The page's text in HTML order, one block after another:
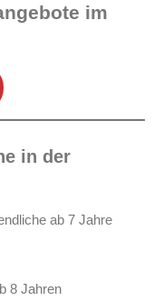
im
in der
ab 7 Jahre
8 Jahren